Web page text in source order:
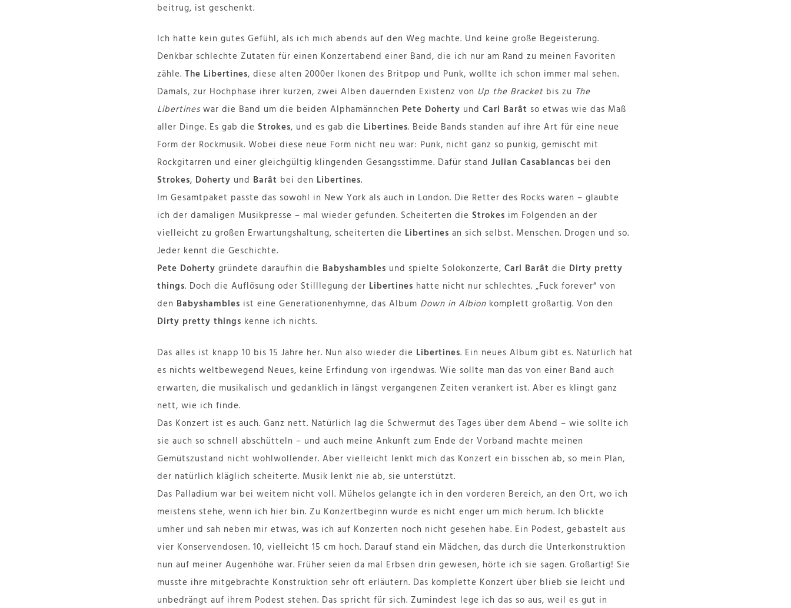
beitrug, ist geschenkt.
Ich hatte kein gutes Gefühl, als ich mich abends auf den Weg machte. Und keine große Begeisterung.
Denkbar schlechte Zutaten für einen Konzertabend einer Band, die ich nur am Rand zu meinen Favoriten
zähle. The Libertines, diese alten 2000er Ikonen des Britpop und Punk, wollte ich schon immer mal sehen.
Damals, zur Hochphase ihrer kurzen, zwei Alben dauernden Existenz von Up the Bracket bis zu The
Libertines war die Band um die beiden Alphamännchen Pete Doherty und Carl Barât so etwas wie das Maß
aller Dinge. Es gab die Strokes, und es gab die Libertines. Beide Bands standen auf ihre Art für eine neue
Form der Rockmusik. Wobei diese neue Form nicht neu war: Punk, nicht ganz so punkig, gemischt mit
Rockgitarren und einer gleichgültig klingenden Gesangsstimme. Dafür stand Julian Casablancas bei den
Strokes, Doherty und Barât bei den Libertines.
Im Gesamtpaket passte das sowohl in New York als auch in London. Die Retter des Rocks waren – glaubte
ich der damaligen Musikpresse – mal wieder gefunden. Scheiterten die Strokes im Folgenden an der
vielleicht zu großen Erwartungshaltung, scheiterten die Libertines an sich selbst. Menschen. Drogen und so.
Jeder kennt die Geschichte.
Pete Doherty gründete daraufhin die Babyshambles und spielte Solokonzerte, Carl Barât die Dirty pretty
things. Doch die Auflösung oder Stilllegung der Libertines hatte nicht nur schlechtes. „Fuck forever“ von
den Babyshambles ist eine Generationenhymne, das Album Down in Albion komplett großartig. Von den
Dirty pretty things kenne ich nichts.
Das alles ist knapp 10 bis 15 Jahre her. Nun also wieder die Libertines. Ein neues Album gibt es. Natürlich hat
es nichts weltbewegend Neues, keine Erfindung von irgendwas. Wie sollte man das von einer Band auch
erwarten, die musikalisch und gedanklich in längst vergangenen Zeiten verankert ist. Aber es klingt ganz
nett, wie ich finde.
Das Konzert ist es auch. Ganz nett. Natürlich lag die Schwermut des Tages über dem Abend – wie sollte ich
sie auch so schnell abschütteln – und auch meine Ankunft zum Ende der Vorband machte meinen
Gemütszustand nicht wohlwollender. Aber vielleicht lenkt mich das Konzert ein bisschen ab, so mein Plan,
der natürlich kläglich scheiterte. Musik lenkt nie ab, sie unterstützt.
Das Palladium war bei weitem nicht voll. Mühelos gelangte ich in den vorderen Bereich, an den Ort, wo ich
meistens stehe, wenn ich hier bin. Zu Konzertbeginn wurde es nicht enger um mich herum. Ich blickte
umher und sah neben mir etwas, was ich auf Konzerten noch nicht gesehen habe. Ein Podest, gebastelt aus
vier Konservendosen. 10, vielleicht 15 cm hoch. Darauf stand ein Mädchen, das durch die Unterkonstruktion
nun auf meiner Augenhöhe war. Früher seien da mal Erbsen drin gewesen, hörte ich sie sagen. Großartig! Sie
musste ihre mitgebrachte Konstruktion sehr oft erläutern. Das komplette Konzert über blieb sie leicht und
unbedrängt auf ihrem Podest stehen. Das spricht für sich. Zumindest lege ich das so aus, weil es gut in